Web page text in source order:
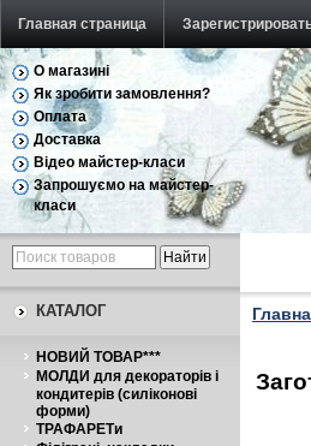
Главная страница
О магазині
Як зробити замовлення?
Оплата
Доставка
Відео майстер-класи
Запрошуємо на майстер-
класи
КАТАЛОГ
НОВИЙ ТОВАР***
МОЛДИ для декораторів і
кондитерів (силіконові
форми)
ТРАФАРЕТи